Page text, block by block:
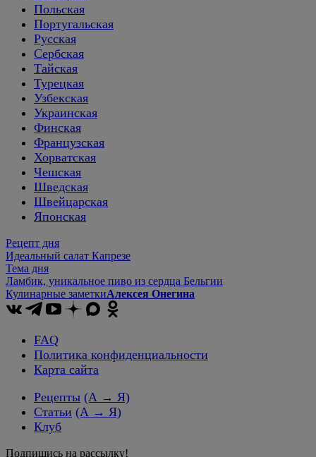
Польская
Португальская
Русская
Сербская
Тайская
Турецкая
Узбекская
Украинская
Финская
Французская
Хорватская
Чешская
Шведская
Швейцарская
Японская
Рецепт дня
Идеальный салат Капрезе
Тема дня
Ламбик, уникальное пиво из сердца Бельгии
Кулинарные заметкиАлексея Онегина
FAQ
Политика конфиденциальности
Карта сайта
Рецепты (А → Я)
Статьи (А → Я)
Клуб
Подпишись на рассылку!